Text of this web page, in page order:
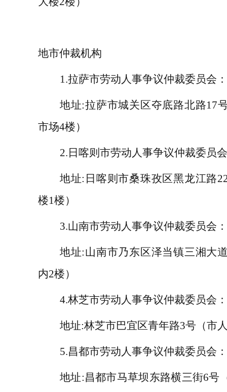
地市仲裁机构
1.拉萨市劳动人事争议仲裁委员会：
地址:拉萨市城关区夺底路北路17
市场4楼）
2. 日喀则市劳动人事争议仲裁委员
地址: 日喀则市桑珠孜区黑龙江路
楼1楼）
3.山南市劳动人事争议仲裁委员会：
地址:山南市乃东区泽当镇三湘大
内2楼）
4.林芝市劳动人事争议仲裁委员会：
地址:林芝市巴宜区青年路3号（市
5.昌都市劳动人事争议仲裁委员会：
地址:昌都市马草坝东路横三街6号